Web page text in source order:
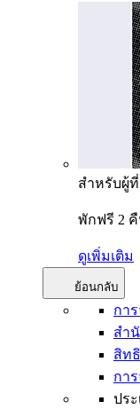
สำหรับผู้
พักฟรี 2
ดูเพิ่มเติม
ย้อนกลับ
กา
สำ
สิท
กา
ปร